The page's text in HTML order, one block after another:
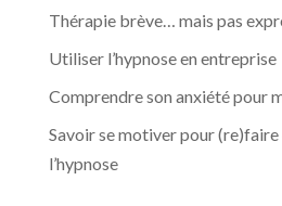
Thérapie brève… mais pas
Utiliser l’hypnose en entreprise
Comprendre son anxiété pour
Savoir se motiver pour
l’hypnose